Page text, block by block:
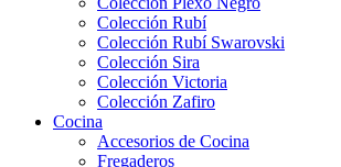
Colección Rubí
Colección Rubí Swarovski
Colección Sira
Colección Victoria
Colección Zafiro
Cocina
Accesorios de Cocina
Fregaderos